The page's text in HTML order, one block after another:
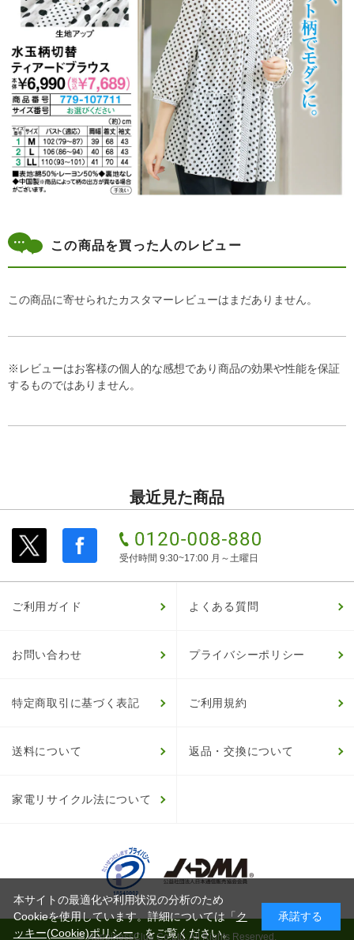
この商品を買った人のレビュー
この商品に寄せられたカスタマーレビューはまだありません。
※レビューはお客様の個人的な感想であり商品の効果や性能を保証
するものではありません。
最近見た商品
受付時間 9:30~17:00 月～土曜日
ご利用ガイド よくある質問
お問い合わせ プライバシーポリシー
特定商取引に基づく表記 ご利用規約
送料について 返品・交換について
家電リサイクル法について
© HappinessClub Co.Ltd. All Rights Reserved.
本サイトの最適化や利用状況の分析のため
Cookieを使用しています。詳細については「ク
ッキー(Cookie)ポリシー」をご覧ください。
承諾する